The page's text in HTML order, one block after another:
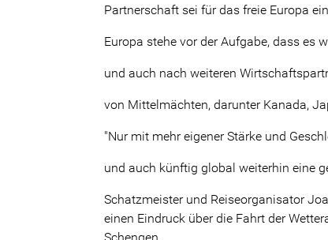
Partnerschaft sei für das freie Europa
Europa stehe vor der Aufgabe, dass es
und auch nach weiteren
von Mittelmächten, darunter Kanada,
"Nur mit mehr eigener Stärke und
und auch künftig global weiterhin eine
Schatzmeister und Reiseorganisator
einen Eindruck über die Fahrt der